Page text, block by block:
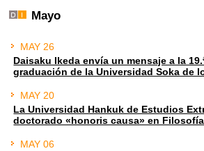
Mayo
MAY 26
Daisaku Ikeda envía un mensaje a la
graduación de la Universidad Soka de
MAY 20
La Universidad Hankuk de Estudios
doctorado «honoris causa» en
MAY 06